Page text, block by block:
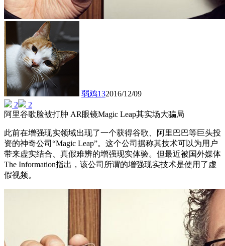
弱鸡132016/12/09
2
2
阿里谷歌脸被打肿 AR眼镜Magic Leap其实场大骗局
此前在增强现实领域出现了一个获得谷歌、阿里巴巴等巨头投
资的神奇公司“Magic Leap”。这个公司据称其技术可以为用户
带来虚实结合、真假难辨的增强现实体验。但最近被国外媒体
The Information指出，该公司所谓的增强现实技术是使用了虚
假视频。